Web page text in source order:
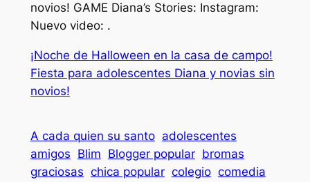
novios! GAME Diana’s Stories: Instagram:
Nuevo video: .
¡Noche de Halloween en la casa de campo!
Fiesta para adolescentes Diana y novias sin
novios!
A cada quien su santo adolescentes
amigos Blim Blogger popular bromas
graciosas chica popular colegio comedia